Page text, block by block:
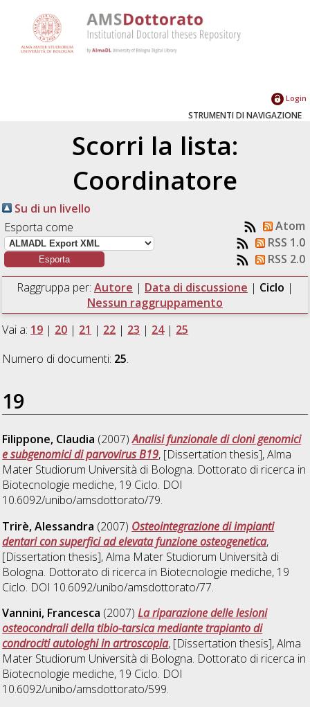
Login
STRUMENTI DI NAVIGAZIONE
Scorri la lista:
Coordinatore
Su di un livello
Esporta come
Atom
RSS 1.0
RSS 2.0
Raggruppa per: Autore | Data di discussione | Ciclo |
Nessun raggruppamento
Vai a: 19 | 20 | 21 | 22 | 23 | 24| 25
Numero di documenti: 25.
19
Filippone, Claudia (2007)Analisi funzionale di cloni genomici
e subgenomici di parvovirus B19, [Dissertation thesis], Alma
Mater Studiorum Università di Bologna. Dottorato di ricerca in
Biotecnologie mediche, 19 Ciclo. DOI
10.6092/unibo/amsdottorato/79.
Trirè, Alessandra (2007) Osteointegrazione di impianti
dentari con superfici ad elevata funzione osteogenetica,
[Dissertation thesis], Alma Mater Studiorum Università di
Bologna. Dottorato di ricerca in Biotecnologie mediche, 19
Ciclo. DOI 10.6092/unibo/amsdottorato/77.
Vannini, Francesca (2007)La riparazione delle lesioni
osteocondrali della tibio-tarsica mediante trapianto di
condrociti autologhi in artroscopia, [Dissertation thesis], Alma
Mater Studiorum Università di Bologna. Dottorato di ricerca in
Biotecnologie mediche, 19 Ciclo. DOI
10.6092/unibo/amsdottorato/599.